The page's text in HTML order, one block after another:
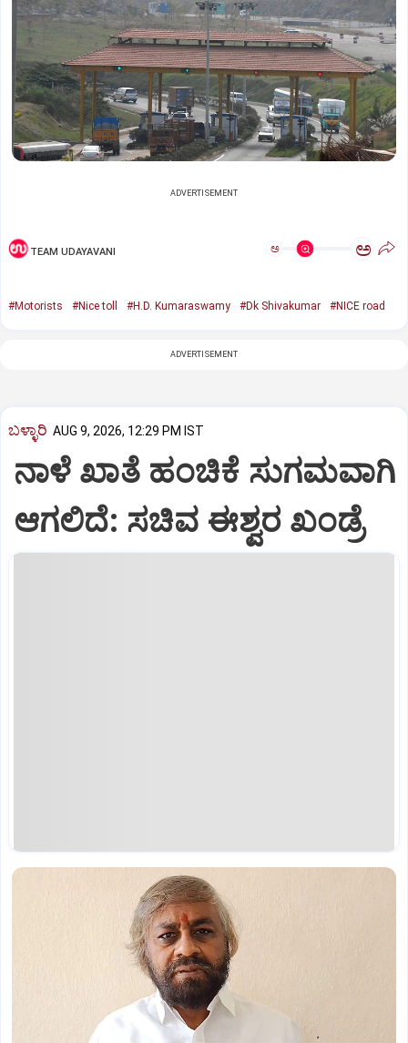
ADVERTISEMENT
TEAM UDAYAVANI ಅ ಅ
#Motorists #Nice toll #H.D. Kumaraswamy #Dk Shivakumar #NICE road
ADVERTISEMENT
ಬಳ್ಳಾರಿ AUG 9, 2026, 12:29 PM IST
ನಾಳೆ ಖಾತೆ ಹಂಚಿಕೆ ಸುಗಮವಾಗಿ
ಆಗಲಿದೆ: ಸಚಿವ ಈಶ್ವರ ಖಂಡ್ರೆ